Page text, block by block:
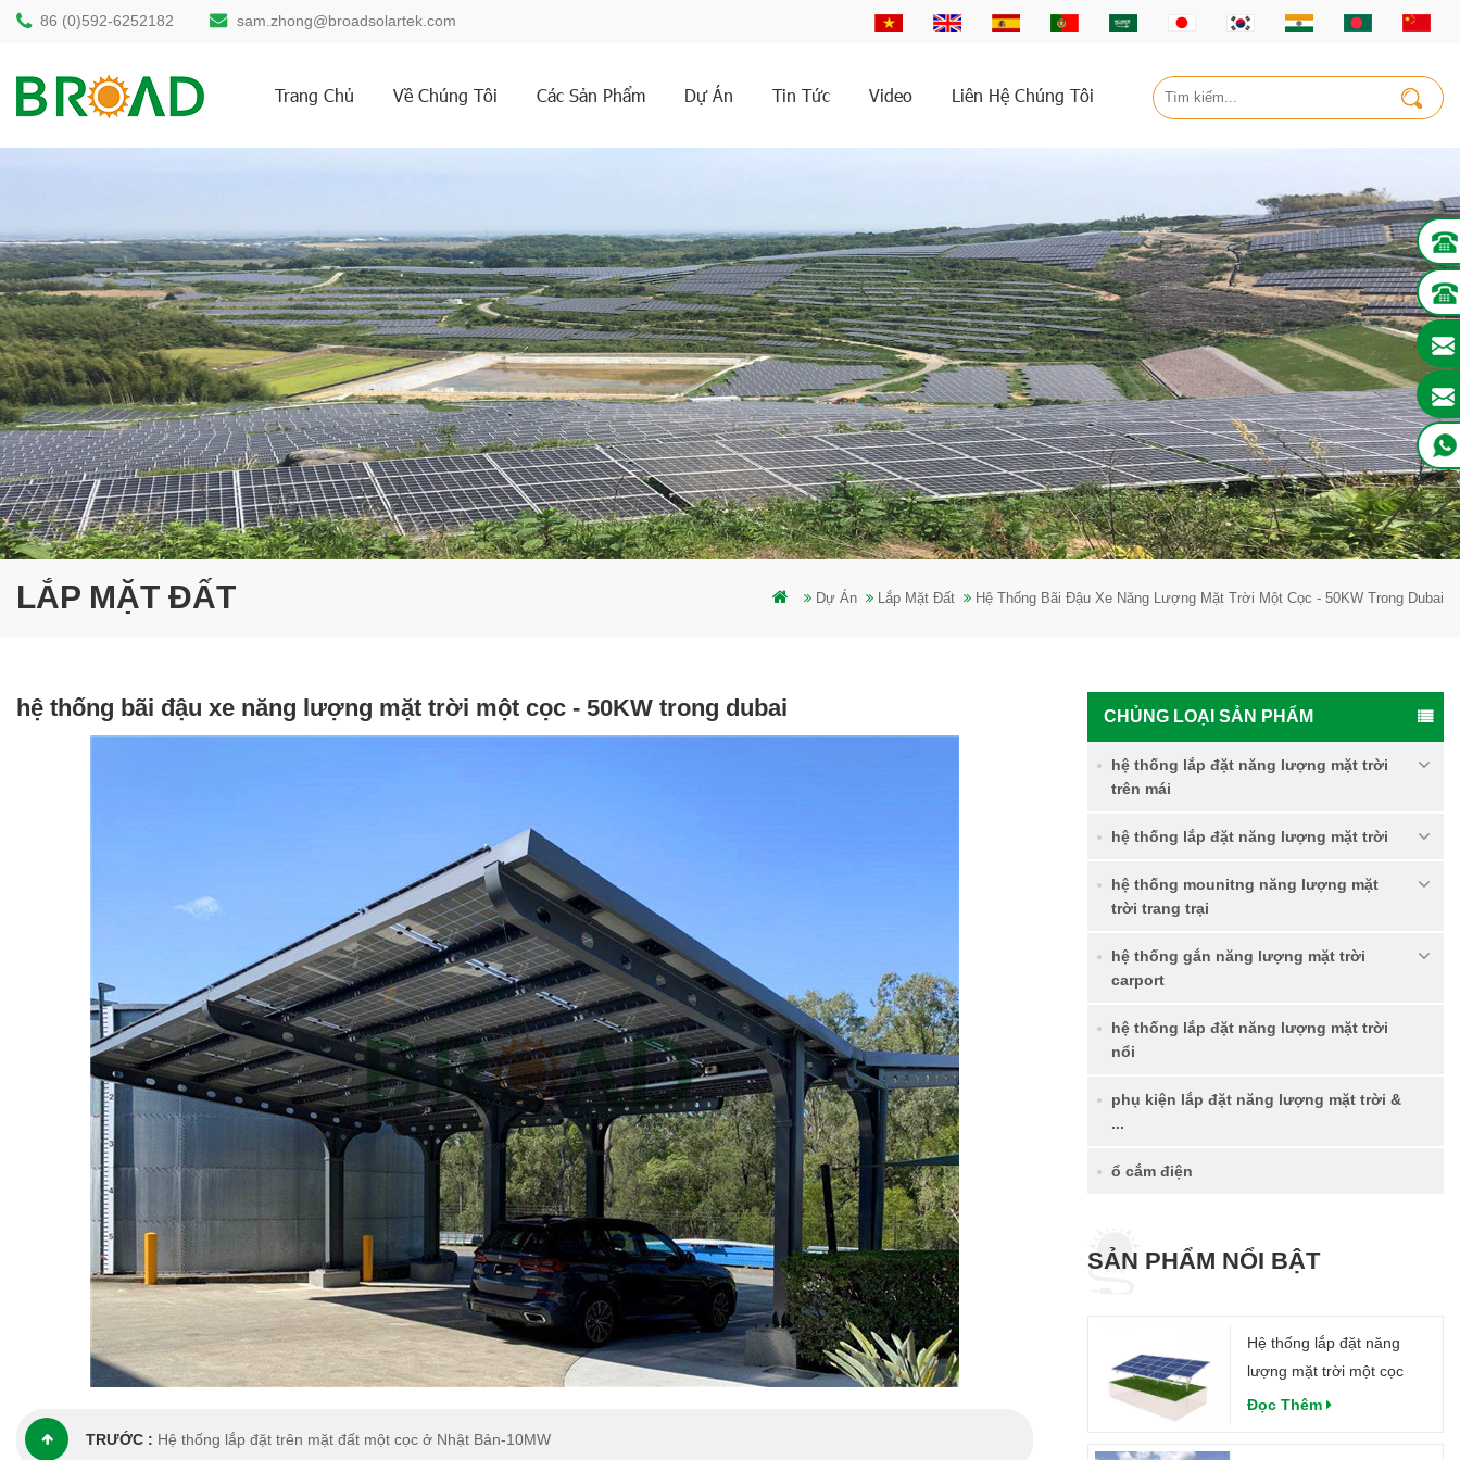
86 (0)592-6252182 sam.zhong@broadsolartek.com
Trang Chủ Về Chúng Tôi Các Sản Phẩm Dự Án Tin Tức Video Liên Hệ Chúng Tôi
LẮP MẶT ĐẤT Dự Án Lắp Mặt Đất Hệ Thống Bãi Đậu Xe Năng Lượng Mặt Trời Một Cọc - 50KW Trong Dubai
hệ thống bãi đậu xe năng lượng mặt trời một cọc - 50KW trong dubai
TRƯỚC : Hệ thống lắp đặt trên mặt đất một cọc ở Nhật Bản-10MW
CHỦNG LOẠI SẢN PHẨM
hệ thống lắp đặt năng lượng mặt trời
trên mái
hệ thống lắp đặt năng lượng mặt trời
hệ thống mounitng năng lượng mặt
trời trang trại
hệ thống gắn năng lượng mặt trời
carport
hệ thống lắp đặt năng lượng mặt trời
nổi
phụ kiện lắp đặt năng lượng mặt trời &
...
ổ cắm điện
SẢN PHẨM NỔI BẬT
Hệ thống lắp đặt năng
lượng mặt trời một cọc
Đọc Thêm